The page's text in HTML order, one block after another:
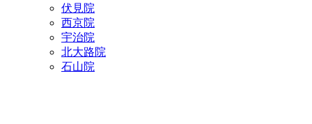
伏見院
西京院
宇治院
北大路院
石山院